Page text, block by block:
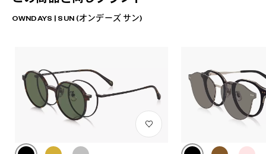
OWNDAYS | SUN (オンデーズ サン)